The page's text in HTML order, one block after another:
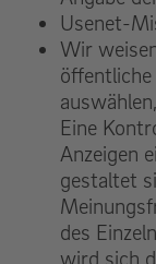
Usenet-
Wir
öffentliche
Eine
Anzeigen
gestaltet
des
wird sich